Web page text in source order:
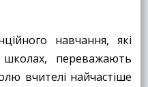
навчання, які
переважають
вчителі найчастіше